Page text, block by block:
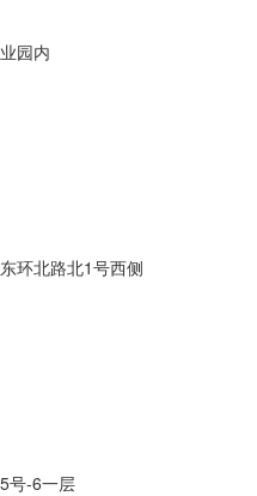
园内
环北路北1号西侧
号-6一层